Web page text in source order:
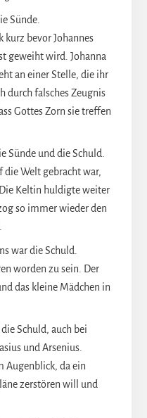
Sünde.
kurz bevor Johannes
geweiht wird. Johanna
an einer Stelle, die ihr
durch falsches Zeugnis
Gottes Zorn sie treffen
Sünde und die Schuld.
die Welt gebracht war,
Keltin huldigte weiter
so immer wieder den
war die Schuld.
worden zu sein. Der
das kleine Mädchen in
Schuld, auch bei
und Arsenius.
Augenblick, da ein
zerstören will und